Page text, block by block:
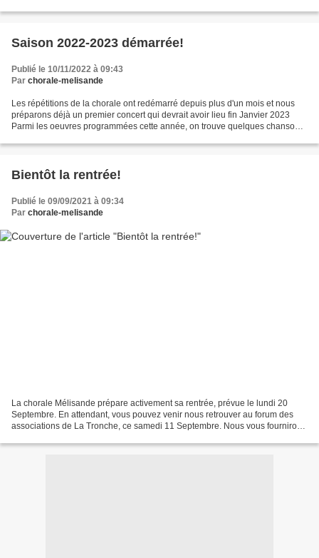
Saison 2022-2023 démarrée!
Publié le 10/11/2022 à 09:43
Par chorale-melisande
Les répétitions de la chorale ont redémarré depuis plus d'un mois et nous
préparons déjà un premier concert qui devrait avoir lieu fin Janvier 2023
Parmi les oeuvres programmées cette année, on trouve quelques chansons
Bientôt la rentrée!
Publié le 09/09/2021 à 09:34
Par chorale-melisande
La chorale Mélisande prépare activement sa rentrée, prévue le lundi 20
Septembre. En attendant, vous pouvez venir nous retrouver au forum des
associations de La Tronche, ce samedi 11 Septembre. Nous vous fournirons